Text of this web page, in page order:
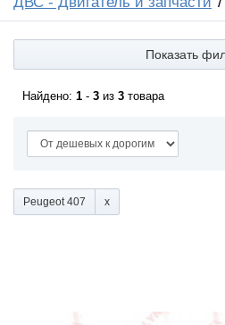
Показать
Найдено: 1 - 3 из 3 товара
Peugeot 407